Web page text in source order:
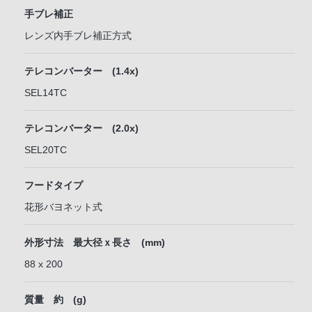
手ブレ補正
レンズ内手ブレ補正方式
テレコンバーター (1.4x)
SEL14TC
テレコンバーター (2.0x)
SEL20TC
フードタイプ
花形バヨネット式
外形寸法 最大径ｘ長さ (mm)
88 x 200
質量 約 (g)